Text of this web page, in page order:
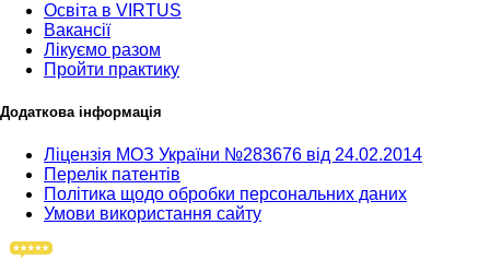
Освіта в VIRTUS
Вакансії
Лікуємо разом
Пройти практику
Додаткова інформація
Ліцензія МОЗ України №283676 від 24.02.2014
Перелік патентів
Політика щодо обробки персональних даних
Умови використання сайту